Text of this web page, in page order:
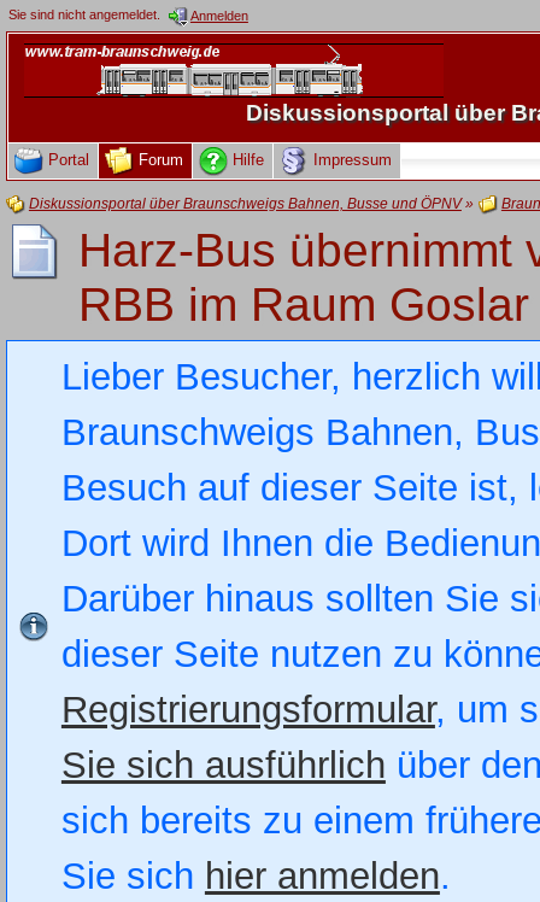
Sie sind nicht angemeldet. Anmelden
Diskussionsportal über
Portal Forum Hilfe Impressum
Diskussionsportal über Braunschweigs Bahnen, Busse und ÖPNV»
Harz-Bus übernimmt
RBB im Raum Goslar
Lieber Besucher, herzlich
Braunschweigs Bahnen,
Besuch auf dieser Seite
Dort wird Ihnen die
Darüber hinaus sollten Sie
dieser Seite nutzen zu
Registrierungsformular, um
Sie sich ausführlich über
sich bereits zu einem
Sie sich hier anmelden.